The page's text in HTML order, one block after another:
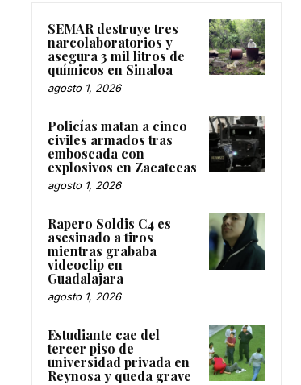
SEMAR destruye tres
narcolaboratorios y
asegura 3 mil litros de
químicos en Sinaloa
agosto 1, 2026
Policías matan a cinco
civiles armados tras
emboscada con
explosivos en Zacatecas
agosto 1, 2026
Rapero Soldis C4 es
asesinado a tiros
mientras grababa
videoclip en
Guadalajara
agosto 1, 2026
Estudiante cae del
tercer piso de
universidad privada en
Reynosa y queda grave